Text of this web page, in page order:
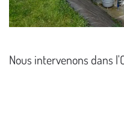
Nous intervenons dans